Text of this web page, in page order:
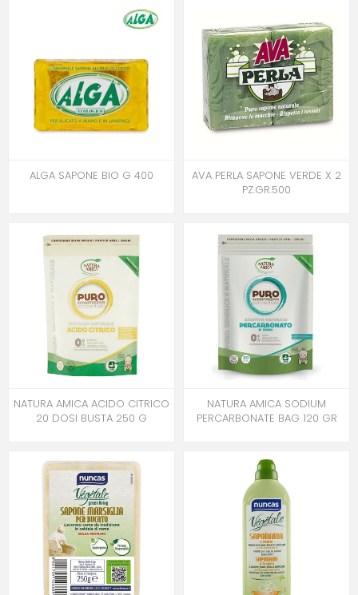
ALGA SAPONE BIO G 400
AVA PERLA SAPONE VERDE X 2
PZ.GR.500
NATURA AMICA ACIDO CITRICO
20 DOSI BUSTA 250 G
NATURA AMICA SODIUM
PERCARBONATE BAG 120 GR